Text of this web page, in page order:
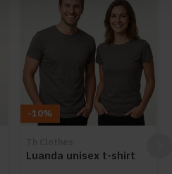
-10%
Luanda unisex t-shirt